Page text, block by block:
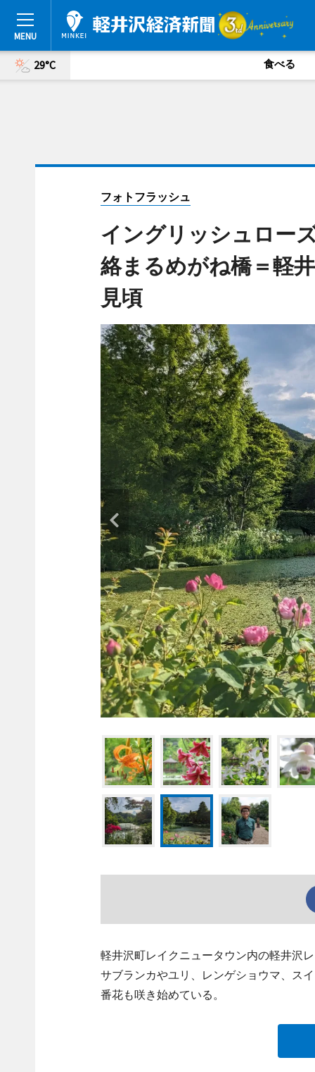
29°C 食べる
フォトフラッシュ
イングリッシュロー
絡まるめがね橋＝軽
見頃
軽井沢町レイクニュータウン内の軽井沢
サブランカやユリ、レンゲショウマ、ス
番花も咲き始めている。